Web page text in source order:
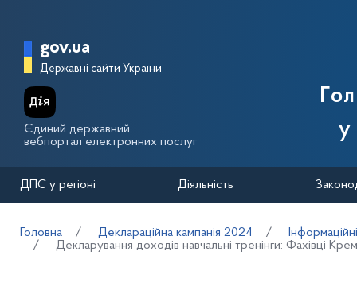
Головна сторінка Державної
gov.ua
Державні сайти України
Єдиний державний
вебпортал електронних послуг
у
ДПС у регіоні Діяльність
Головна Деклараційна кампанія 2024
Декларування доходів навчальні тренінги: Фахівці